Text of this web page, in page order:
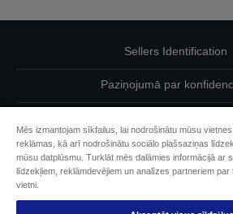
Sellers Identification
Paziņojumā par
Sazinieties ar mums par
Mēs izmantojam sīkfailus, lai nodrošinātu mūsu
reklāmas, kā arī nodrošinātu sociālo plašsaziņas
mūsu datplūsmu. Turklāt mēs dalāmies informācijā ar
līdzekļiem, reklāmdevējiem un analīzes partneriem
vietni.